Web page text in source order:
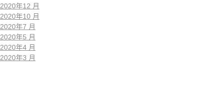
2020年12 月
2020年10 月
2020年7 月
2020年5 月
2020年4 月
2020年3 月